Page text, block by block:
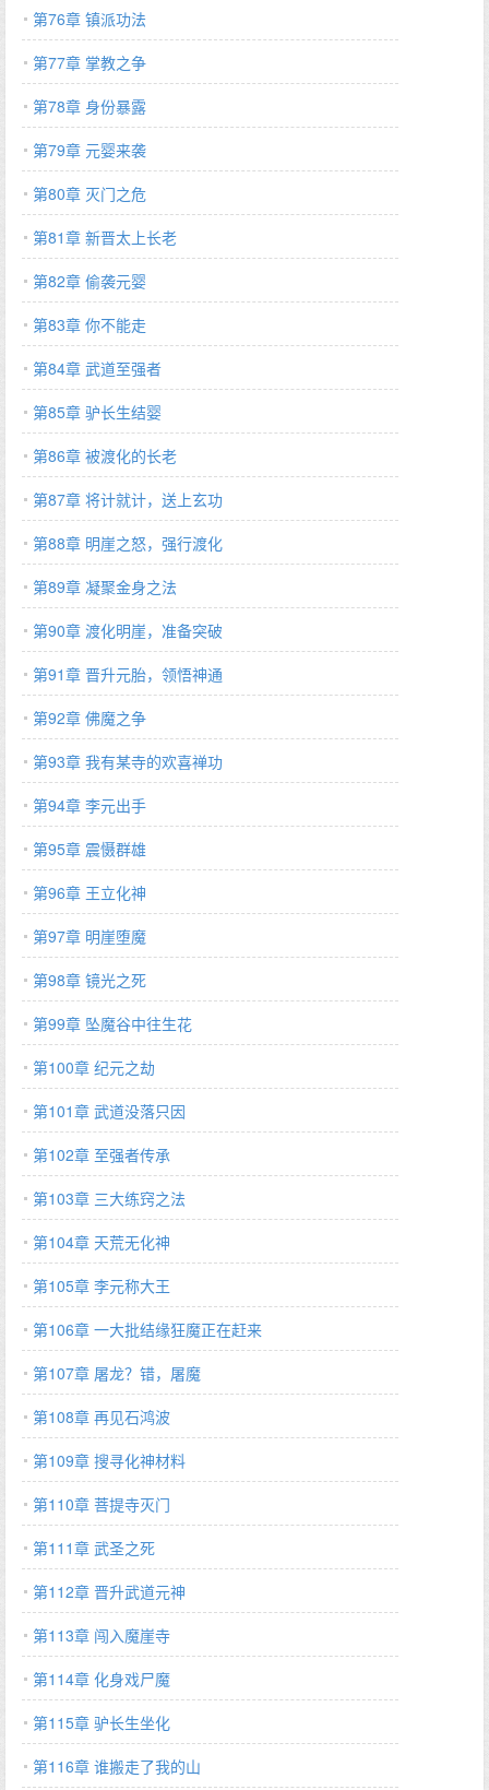
第76章 镇派功法
第77章 掌教之争
第78章 身份暴露
第79章 元婴来袭
第80章 灭门之危
第81章 新晋太上长老
第82章 偷袭元婴
第83章 你不能走
第84章 武道至强者
第85章 驴长生结婴
第86章 被渡化的长老
第87章 将计就计，送上玄功
第88章 明崖之怒，强行渡化
第89章 凝聚金身之法
第90章 渡化明崖，准备突破
第91章 晋升元胎，领悟神通
第92章 佛魔之争
第93章 我有某寺的欢喜禅功
第94章 李元出手
第95章 震慑群雄
第96章 王立化神
第97章 明崖堕魔
第98章 镜光之死
第99章 坠魔谷中往生花
第100章 纪元之劫
第101章 武道没落只因
第102章 至强者传承
第103章 三大练窍之法
第104章 天荒无化神
第105章 李元称大王
第106章 一大批结缘狂魔正在赶来
第107章 屠龙？错，屠魔
第108章 再见石鸿波
第109章 搜寻化神材料
第110章 菩提寺灭门
第111章 武圣之死
第112章 晋升武道元神
第113章 闯入魔崖寺
第114章 化身戏尸魔
第115章 驴长生坐化
第116章 谁搬走了我的山